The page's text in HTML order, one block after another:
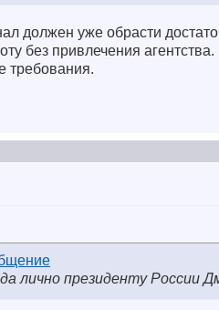
должен уже обрасти
без привлечения агентства.
требования.
лично президенту России